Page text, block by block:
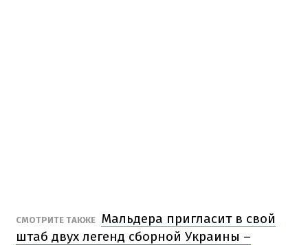
СМОТРИТЕ ТАКЖЕ Мальдера пригласит в свой
штаб двух легенд сборной Украины –